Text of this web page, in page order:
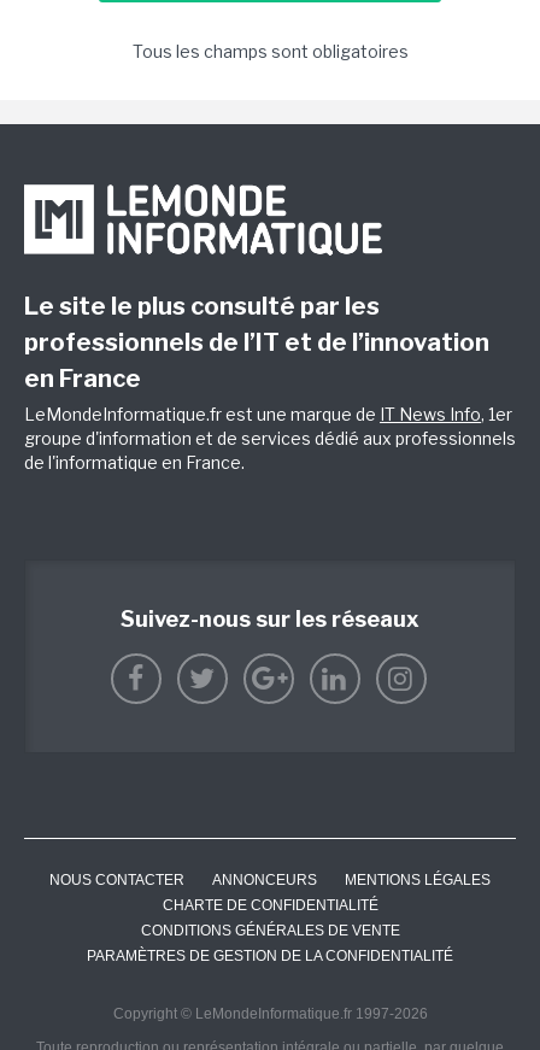
Tous les champs sont obligatoires
Le site le plus consulté par les
professionnels de l’IT et de l’innovation
en France
LeMondeInformatique.fr est une marque de IT News Info, 1er
groupe d'information et de services dédié aux professionnels
de l'informatique en France.
Suivez-nous sur les réseaux
NOUS CONTACTER ANNONCEURS
MENTIONS LÉGALES
CHARTE DE CONFIDENTIALITÉ
CONDITIONS GÉNÉRALES DE VENTE
PARAMÈTRES DE GESTION DE LA CONFIDENTIALITÉ
Copyright © LeMondeInformatique.fr 1997-2026